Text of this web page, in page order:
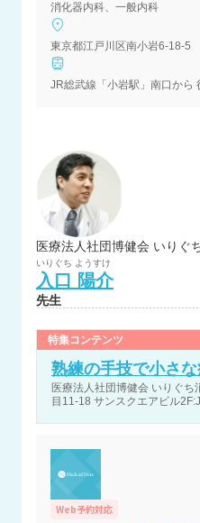
消化器内科、一般内科
東京都江戸川区南小岩6-18-5
JR総武線「小岩駅」南口から
医療法人社団博健会 いりぐ
いりぐち ようすけ
入口 陽介
先生
特集コンテンツ
熟練の手技で小さ
医療法人社団博健会 いりぐ
目11-18 サンスクエアビル
Web予約対応